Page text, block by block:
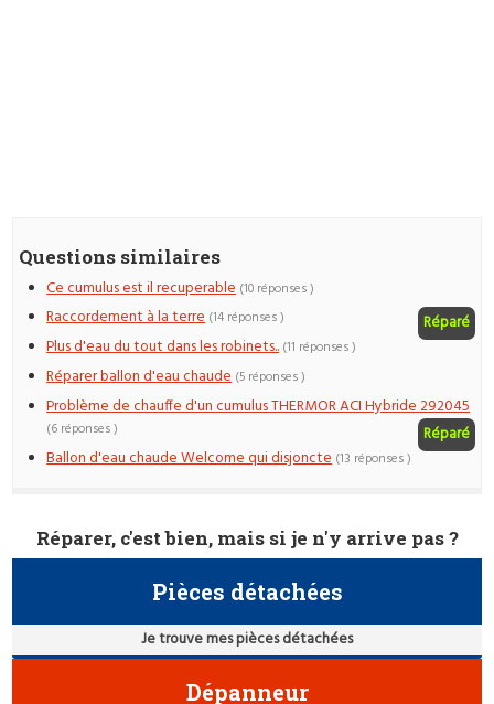
Questions similaires
Ce cumulus est il recuperable (10 réponses )
Raccordement à la terre Réparé
(14 réponses )
Plus d'eau du tout dans les robinets.. (11 réponses )
Réparer ballon d'eau chaude (5 réponses )
Problème de chauffe d'un cumulus THERMOR ACI Hybride 292045
Réparé
(6 réponses )
Ballon d'eau chaude Welcome qui disjoncte (13 réponses )
Réparer, c'est bien, mais si je n'y arrive pas ?
Pièces détachées
Je trouve mes pièces détachées
Dépanneur